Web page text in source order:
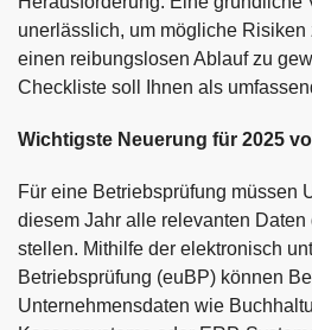
unerlässlich, um mögliche Risiken
einen reibungslosen Ablauf zu
Checkliste soll Ihnen als
Wichtigste Neuerung für 2025
Für eine Betriebsprüfung müssen
diesem Jahr alle relevanten Daten
stellen. Mithilfe der elektronisch
Betriebsprüfung (euBP) können
Unternehmensdaten wie